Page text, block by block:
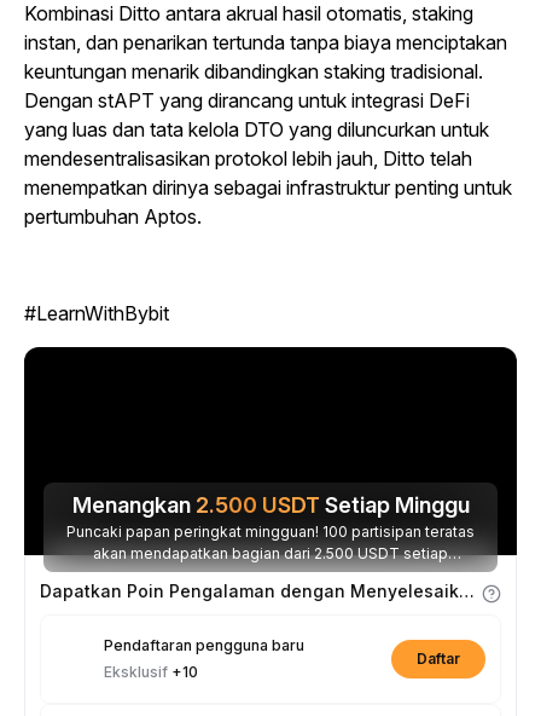
Kombinasi Ditto antara akrual hasil otomatis, staking
instan, dan penarikan tertunda tanpa biaya menciptakan
keuntungan menarik dibandingkan staking tradisional.
Dengan stAPT yang dirancang untuk integrasi DeFi
yang luas dan tata kelola DTO yang diluncurkan untuk
mendesentralisasikan protokol lebih jauh, Ditto telah
menempatkan dirinya sebagai infrastruktur penting untuk
pertumbuhan Aptos.
#LearnWithBybit
Menangkan 2.500 USDT Setiap Minggu
Puncaki papan peringkat mingguan! 100 partisipan teratas
akan mendapatkan bagian dari 2.500 USDT setiap
minggunya.
Dapatkan Poin Pengalaman dengan Menyelesaikan Tugas
Pendaftaran pengguna baru
Eksklusif +10
Daftar